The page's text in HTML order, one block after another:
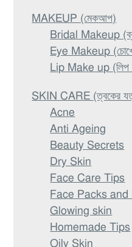
MAKEUP (মেকআপ)
Bridal Makeup
Eye Makeup
Lip Make up
SKIN CARE (ত্বকের
Acne
Anti Ageing
Beauty Secrets
Dry Skin
Face Care Tips
Face Packs and
Glowing skin
Homemade Tips
Oily Skin